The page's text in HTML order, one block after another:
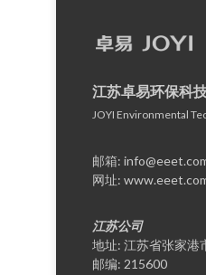
江苏卓易环保科
JOYI Environmental
邮箱:
网址:
江苏公司
地址: 江苏省张家港
邮编: 215600